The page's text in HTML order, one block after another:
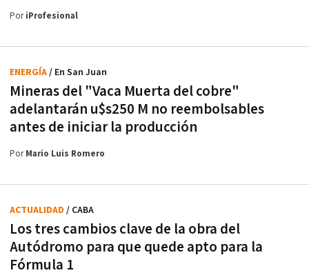
PoriProfesional
Mineras del "Vaca Muerta del cobre"
adelantarán u$s250 M no reembolsables
antes de iniciar la producción
ENERGÍA/ En San Juan
PorMario Luis Romero
Los tres cambios clave de la obra del
Autódromo para que quede apto para la
Fórmula 1
ACTUALIDAD / CABA